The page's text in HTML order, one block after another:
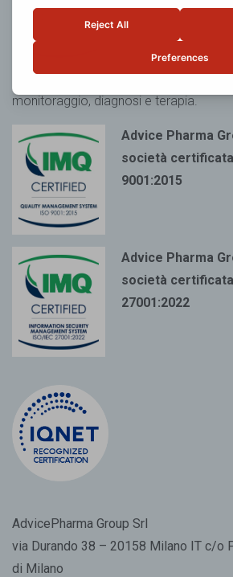
13485:2016per
servizio di
testing conto terzi
medicisoftware standalone con
monitoraggio, diagnosi e terapia.
Advice Pharma
società certificata
9001:2015
Advice Pharma
società certificata
27001:2022
AdvicePharma Group Srl
via Durando 38 – 20158 Milano IT c/o
di Milano